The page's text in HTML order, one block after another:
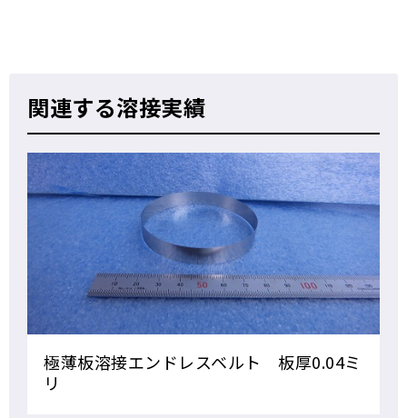
関連する溶接実績
極薄板溶接エンドレスベルト 板厚0.04ミ
リ